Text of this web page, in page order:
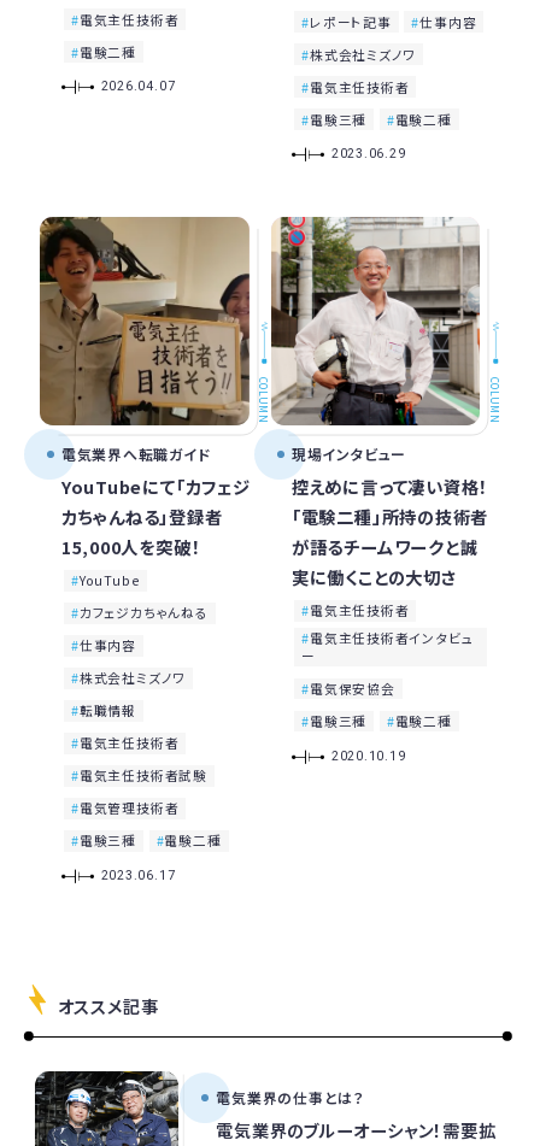
電気主任技術者
電験二種
2026.04.07
レポート記事
仕事内容
株式会社ミズノワ
電気主任技術者
電験三種
電験二種
2023.06.29
COLUMN
電気業界へ転職ガイド
YouTubeにて「カフェジ
カちゃんねる」登録者
15,000人を突破！
YouTube
カフェジカちゃんねる
仕事内容
株式会社ミズノワ
転職情報
電気主任技術者
電気主任技術者試験
電気管理技術者
電験三種
電験二種
2023.06.17
COLUMN
現場インタビュー
控えめに言って凄い資格！
「電験二種」所持の技術者
が語るチームワークと誠
実に働くことの大切さ
電気主任技術者
電気主任技術者インタビュ
ー
電気保安協会
電験三種
電験二種
2020.10.19
オススメ記事
電気業界の仕事とは？
電気業界のブルーオーシャン！需要拡